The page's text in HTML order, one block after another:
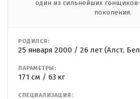
один из сильнейших
поколения.
РОДИЛСЯ:
25 января 2000 / 26 лет (Алст,
ПАРАМЕТРЫ:
171 см / 63 кг
СПЕЦИАЛИЗАЦИЯ: